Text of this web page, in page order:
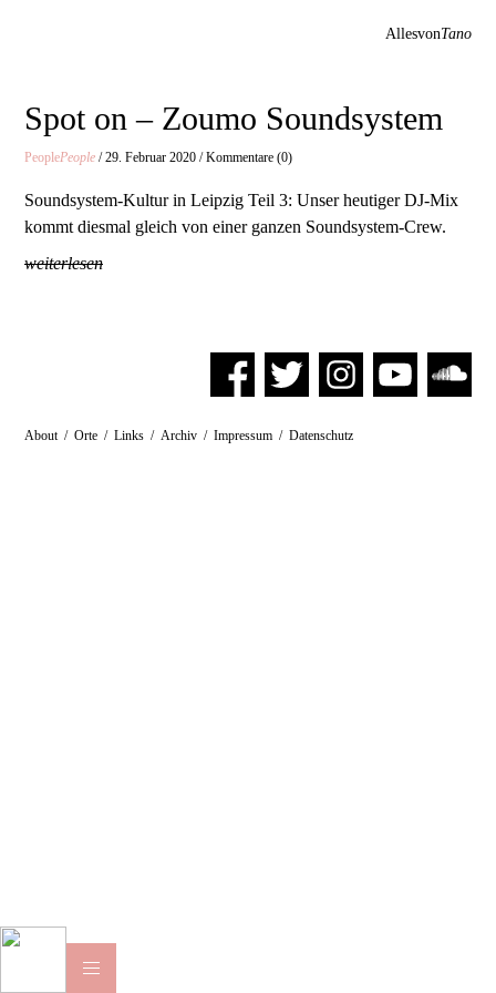
AllesvonTano
Spot on – Zoumo Soundsystem
PeoplePeople / 29. Februar 2020 / Kommentare (0)
Soundsystem-Kultur in Leipzig Teil 3: Unser heutiger DJ-Mix
kommt diesmal gleich von einer ganzen Soundsystem-Crew.
weiterlesen
About / Orte / Links / Archiv / Impressum / Datenschutz